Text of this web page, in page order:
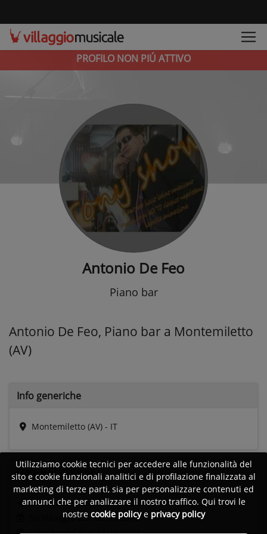
PROFILO NON PIÚ ATTIVO
Antonio De Feo
Piano bar
Antonio De Feo, Piano bar a Montemiletto
(AV)
Info generiche
Montemiletto (AV) - IT
Date eStatistiche
Ultimo accesso:02/06/2022
Su Villaggio dal: 08/09/2010
Utilizziamo cookie tecnici per accedere alle funzionalità del
sito e cookie funzionali analitici e di profilazione finalizzata al
marketing di terze parti, sia per personalizzare contenuti ed
annunci che per analizzare il nostro traffico. Qui trovi le
nostre cookie policye privacy policy